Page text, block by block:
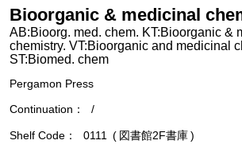
Bioorganic & medicinal
AB:Bioorg. med. chem. KT:Bioorganic &
chemistry. VT:Bioorganic and medicinal
ST:Biomed. chem
Pergamon Press
Continuation
/
Shelf Code 0111 図書館2F書庫